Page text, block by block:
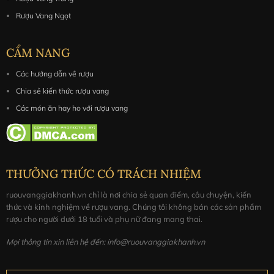
của The Glenlivet. Một cuộc khám phá hương vị mới của
Hương vị, cách dùng và bảo quản
Hương vị: Glenlivet 1824 Caribbean Reserve
vị đậm đà, mượt mà và nhiệt đới. Trên mũi, mùi hương
đới tuyệt vời của chuối chín trong xi-rô, trong miệng, vị
cây nhiệt đới, cân bằng tốt và cực kỳ mượt mà.
Cách thưởng thức:Uống nguyên chất hoặc pha cùng
đá, có thể pha chế thêm thành 1 số loại cocktail.
Rượu Vang Ngọt
CẨM NANG
Các hướng dẫn về rượu
Chia sẻ kiến thức rượu vang
Các món ăn hay ho với rượu vang
THƯỞNG THỨC CÓ TRÁCH NHIỆM
ruouvanggiakhanh.vn chỉ là nơi chia sẻ quan điểm, câu chuyện, kiến
thức và kinh nghiệm về rượu vang. Chúng tôi không bán các sản phẩm
rượu cho người dưới 18 tuổi và phụ nữ đang mang thai.
Mọi thông tin xin liên hệ đến: info@ruouvanggiakhanh.vn